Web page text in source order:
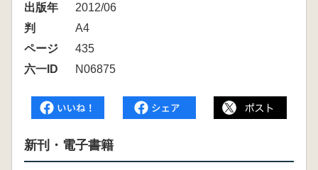
出版年
2012/06
判
A4
ページ
435
六一ID
N06875
新刊・電子書籍